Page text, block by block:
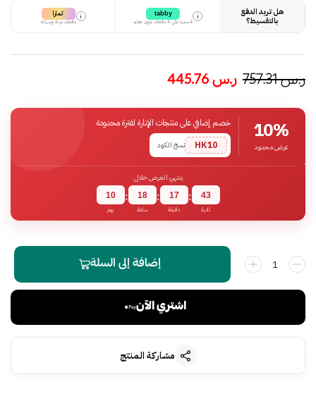
هل تريد الدفع
بالتقسيط؟
i
tabby
قسمها على 4 دفعات بدون تعقيد
i تمارا
دفعات مرنة وسهلة
ر.س757.31 ر.س445.76
10%
عرض محدود
خصم إضافي على منتجات الإنارة لفترة محدودة
HK10
نسخ الكود
ينتهي العرض خلال
10
يوم
: 18
ساعة
: 17
دقيقة
: 42
ثانية
إضافة إلى السلة
اشتري الآن
مشاركة المنتج